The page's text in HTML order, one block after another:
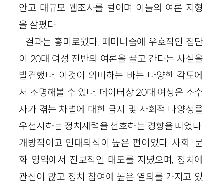
안고 대규모 웹조사를 벌이며 이들의 여론 지형
을 살폈다.
결과는 흥미로웠다. 페미니즘에 우호적인 집단
이 20대 여성 전반의 여론을 끌고 간다는 사실을
발견했다. 이것이 의미하는 바는 다양한 각도에
서 조명해볼 수 있다. 데이터상 20대 여성은 소수
자가 겪는 차별에 대한 금지 및 사회적 다양성을
우선시하는 정치세력을 선호하는 경향을 띠었다.
개방적이고 연대의식이 높은 편이었다. 사회·문
화 영역에서 진보적인 태도를 지녔으며, 정치에
관심이 많고 정치 참여에 높은 열의를 가지고 있